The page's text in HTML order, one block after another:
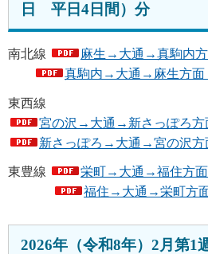
日 平日4日間）分
南北線
麻生→大通→真駒内方
真駒内→大通→麻生方面
東西線
宮の沢→大通→新さっぽろ方
新さっぽろ→大通→宮の沢方
東豊線
栄町→大通→福住方面
福住→大通→栄町方面
2026年（令和8年）2月第1